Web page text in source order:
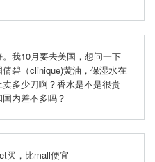
。我10月要去美国，想问一下
倩碧（clinique)黄油，保湿水在
卖多少刀啊？香水是不是很贵
内差不多吗？
买，比mall便宜